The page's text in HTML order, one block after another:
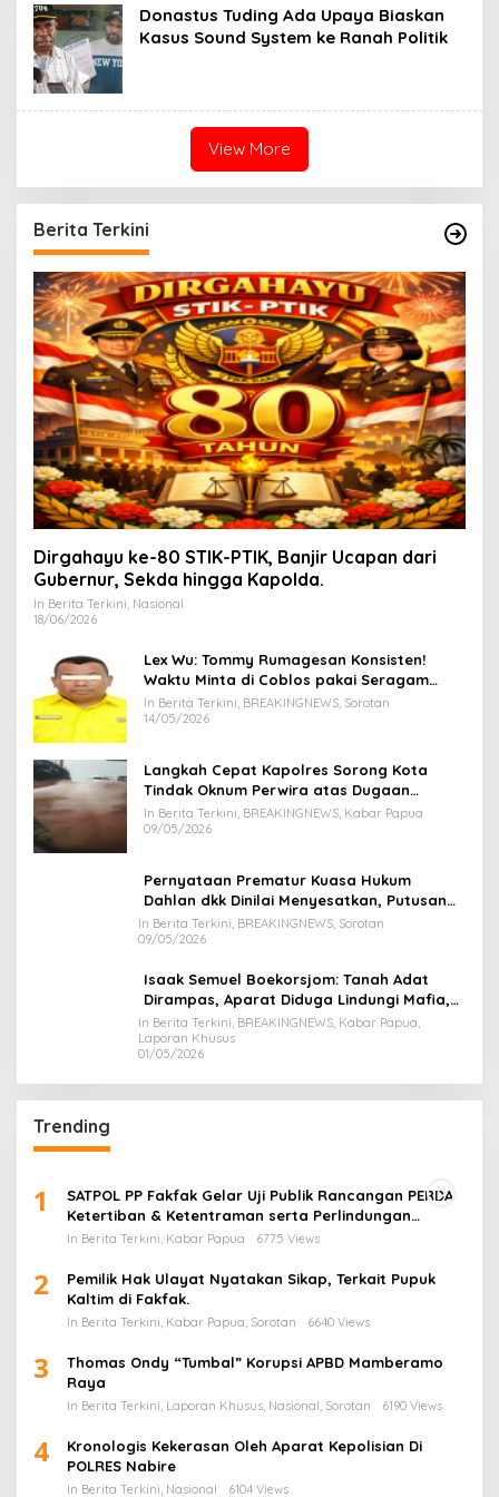
i
n
N
e
w
Donastus Tuding Ada Upaya Biaskan
Kasus Sound System ke Ranah Politik
View More
Berita Terkini
Dirgahayu ke-80 STIK-PTIK, Banjir Ucapan dari
Gubernur, Sekda hingga Kapolda.
In Berita Terkini, Nasional
18/06/2026
Lex Wu: Tommy Rumagesan Konsisten!
Waktu Minta di Coblos pakai Seragam
Kuning, Waktu MenCoblos Juga pakai Kaos
Kuning.
In Berita Terkini, BREAKINGNEWS, Sorotan
14/05/2026
Langkah Cepat Kapolres Sorong Kota
Tindak Oknum Perwira atas Dugaan
Kekerasan Brutal Terhadap Anak
In Berita Terkini, BREAKINGNEWS, Kabar Papua
09/05/2026
Pernyataan Prematur Kuasa Hukum
Dahlan dkk Dinilai Menyesatkan, Putusan
PK Isaak Boekorsjom Belum Dipublikasikan
In Berita Terkini, BREAKINGNEWS, Sorotan
09/05/2026
Isaak Semuel Boekorsjom: Tanah Adat
Dirampas, Aparat Diduga Lindungi Mafia,
Kasus Kini Jadi Prioritas ATR/BPN
In Berita Terkini, BREAKINGNEWS, Kabar Papua,
Laporan Khusus
01/05/2026
Trending
1
SATPOL PP Fakfak Gelar Uji Publik Rancangan PERDA
Ketertiban & Ketentraman serta Perlindungan
Masyarakat
In Berita Terkini, Kabar Papua 6775 Views
2
Pemilik Hak Ulayat Nyatakan Sikap, Terkait Pupuk
Kaltim di Fakfak.
In Berita Terkini, Kabar Papua, Sorotan 6640 Views
3
Thomas Ondy “Tumbal” Korupsi APBD Mamberamo
Raya
In Berita Terkini, Laporan Khusus, Nasional, Sorotan 6190 Views
4
Kronologis Kekerasan Oleh Aparat Kepolisian Di
POLRES Nabire
In Berita Terkini, Nasional 6104 Views